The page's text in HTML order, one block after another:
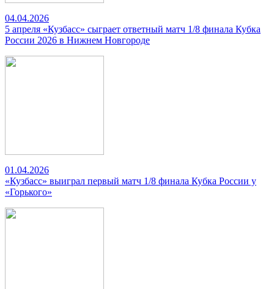
04.04.2026
5 апреля «Кузбасс» сыграет ответный матч 1/8 финала Кубка
России 2026 в Нижнем Новгороде
01.04.2026
«Кузбасс» выиграл первый матч 1/8 финала Кубка России у
«Горького»